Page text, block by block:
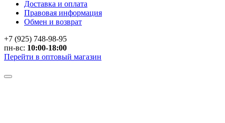
Доставка и оплата
Правовая информация
Обмен и возврат
+7 (925) 748-98-95
пн-вс: 10:00-18:00
Перейти в оптовый магазин